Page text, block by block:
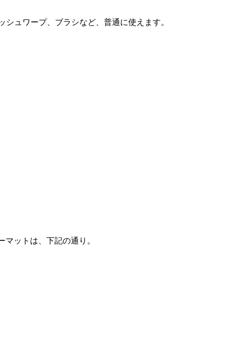
シュワープ、ブラシなど、普通に使えます。
ットは、下記の通り。